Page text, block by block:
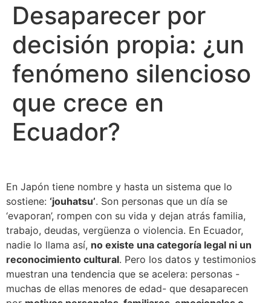
Desaparecer por
decisión propia: ¿un
fenómeno silencioso
que crece en
Ecuador?
En Japón tiene nombre y hasta un sistema que lo
sostiene: ‘jouhatsu’. Son personas que un día se
‘evaporan’, rompen con su vida y dejan atrás familia,
trabajo, deudas, vergüenza o violencia. En Ecuador,
nadie lo llama así, no existe una categoría legal ni un
reconocimiento cultural. Pero los datos y testimonios
muestran una tendencia que se acelera: personas -
muchas de ellas menores de edad- que desaparecen